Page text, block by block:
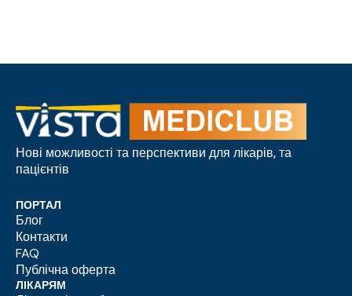
Нові можливості та перспективи для лікарів, та
пацієнтів
ПОРТАЛ
Блог
Контакти
FAQ
Публічна оферта
ЛІКАРЯМ